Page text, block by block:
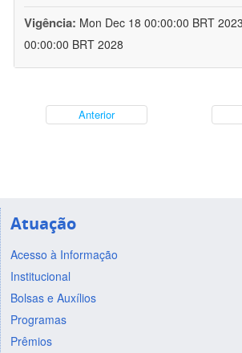
Vigência: Mon Dec 18 00:00:00 BRT
00:00:00 BRT 2028
Anterior
Atuação
Acesso à Informação
Institucional
Bolsas e Auxílios
Programas
Prêmios